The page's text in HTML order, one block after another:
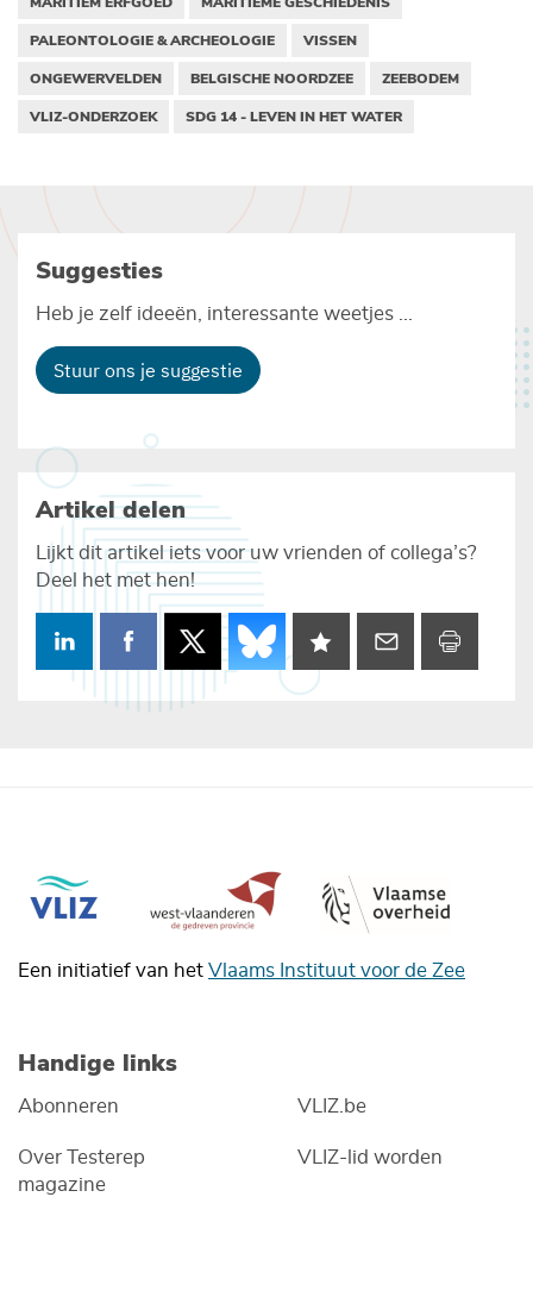
PALEONTOLOGIE & ARCHEOLOGIE
VISSEN
ONGEWERVELDEN
BELGISCHE NOORDZEE
ZEEBODEM
VLIZ-ONDERZOEK
SDG 14 - LEVEN IN HET WATER
Suggesties
Heb je zelf ideeën, interessante weetjes ...
Stuur ons je suggestie
Artikel delen
Lijkt dit artikel iets voor uw vrienden of collega’s?
Deel het met hen!
Een initiatief van het Vlaams Instituut voor de Zee
Handige links
Abonneren
Over Testerep
magazine
VLIZ.be
VLIZ-lid worden